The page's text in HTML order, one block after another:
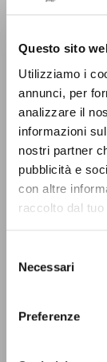
Questo sito
Utilizziamo i
annunci, per
analizzare il
informazioni
nostri partner
pubblicità e
con altre
raccolto dal
delNecessari
Preferenze
Giussani Luigi
English
Litterae
LATEST UPDATE